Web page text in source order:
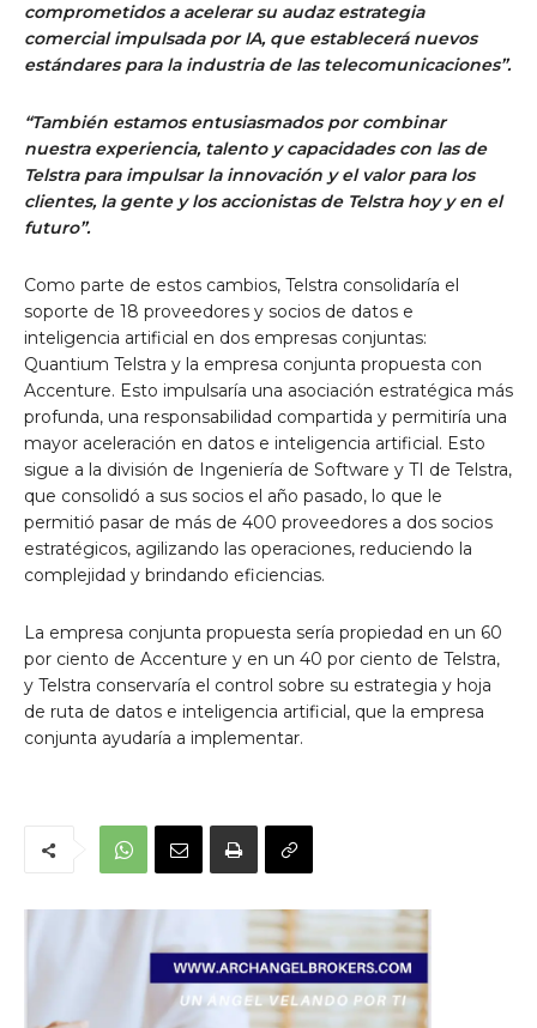
comprometidos a acelerar su audaz estrategia
comercial impulsada por IA, que establecerá nuevos
estándares para la industria de las telecomunicaciones”.
“También estamos entusiasmados por combinar
nuestra experiencia, talento y capacidades con las de
Telstra para impulsar la innovación y el valor para los
clientes, la gente y los accionistas de Telstra hoy y en el
futuro”.
Como parte de estos cambios, Telstra consolidaría el
soporte de 18 proveedores y socios de datos e
inteligencia artificial en dos empresas conjuntas:
Quantium Telstra y la empresa conjunta propuesta con
Accenture. Esto impulsaría una asociación estratégica más
profunda, una responsabilidad compartida y permitiría una
mayor aceleración en datos e inteligencia artificial. Esto
sigue a la división de Ingeniería de Software y TI de Telstra,
que consolidó a sus socios el año pasado, lo que le
permitió pasar de más de 400 proveedores a dos socios
estratégicos, agilizando las operaciones, reduciendo la
complejidad y brindando eficiencias.
La empresa conjunta propuesta sería propiedad en un 60
por ciento de Accenture y en un 40 por ciento de Telstra,
y Telstra conservaría el control sobre su estrategia y hoja
de ruta de datos e inteligencia artificial, que la empresa
conjunta ayudaría a implementar.